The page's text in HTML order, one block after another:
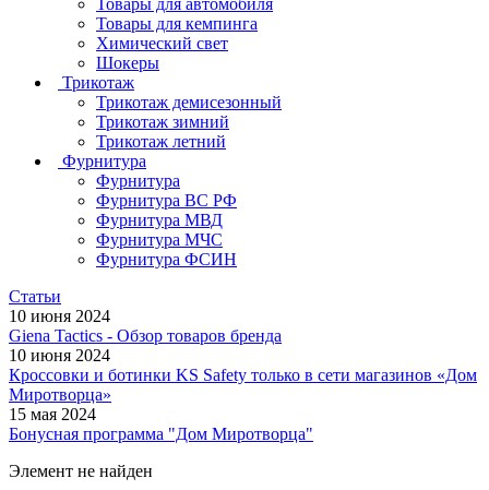
Товары для автомобиля
Товары для кемпинга
Химический свет
Шокеры
Трикотаж
Трикотаж демисезонный
Трикотаж зимний
Трикотаж летний
Фурнитура
Фурнитура
Фурнитура ВС РФ
Фурнитура МВД
Фурнитура МЧС
Фурнитура ФСИН
Статьи
10 июня 2024
Giena Tactics - Обзор товаров бренда
10 июня 2024
Кроссовки и ботинки KS Safety только в сети магазинов «Дом
Миротворца»
15 мая 2024
Бонусная программа "Дом Миротворца"
Элемент не найден